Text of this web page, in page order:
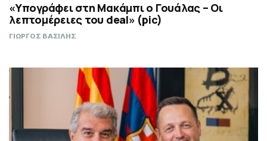
«Υπογράφει στη Μακάμπι ο Γουάλας – Οι
λεπτομέρειες του deal» (pic)
ΓΙΩΡΓΟΣ ΒΑΣΙΛΗΣ